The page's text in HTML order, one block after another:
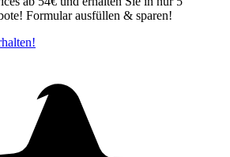
Formular ausfüllen & sparen!